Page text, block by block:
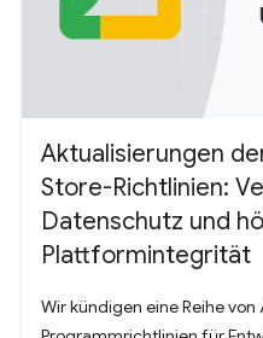
Aktualisierungen
Store-Richtlinien:
Datenschutz und
Plattformintegrität
Wir kündigen eine Reihe